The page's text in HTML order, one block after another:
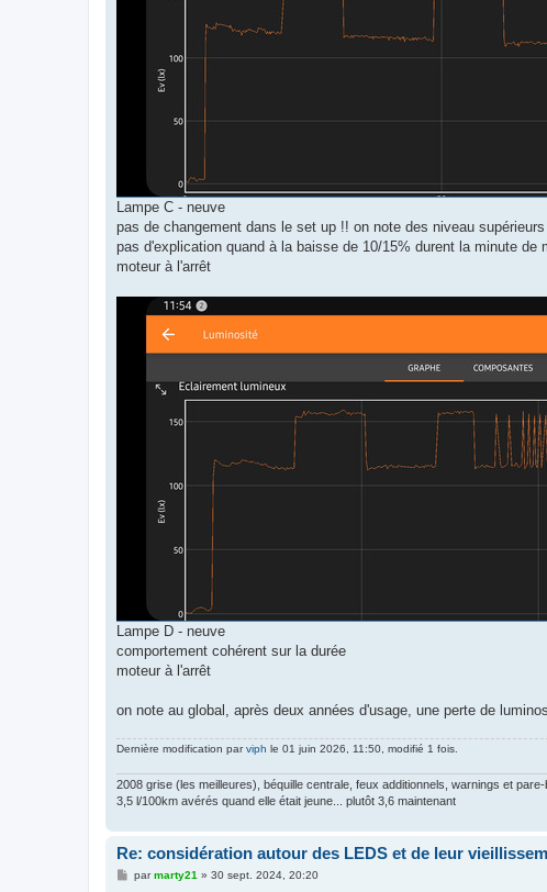
Lampe C - neuve
pas de changement dans le set up !! on note des niveau supérieurs
pas d'explication quand à la baisse de 10/15% durent la minute de
moteur à l'arrêt
Lampe D - neuve
comportement cohérent sur la durée
moteur à l'arrêt
on note au global, après deux années d'usage, une perte de
Dernière modification parviph le 01 juin 2026, 11:50, modifié 1 fois.
2008 grise (les meilleures), béquille centrale, feux additionnels, warnings et pare-
3,5 l/100km avérés quand elle était jeune... plutôt 3,6 maintenant
Re: considération autour des LEDS et de leur
Mparmarty21 » 30 sept. 2024, 20:20